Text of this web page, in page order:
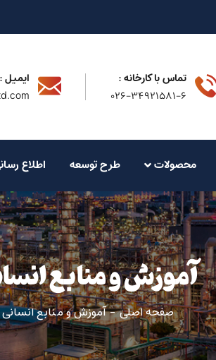
تماس با کارخانه :
۰۲۶-۳۴۹۲۱۵۸۱-۶
ایمیل :
محصولات طرح توسعه اطلاع
آموزش و منابع
صفحه اصلی آموزش و منابع انسانی